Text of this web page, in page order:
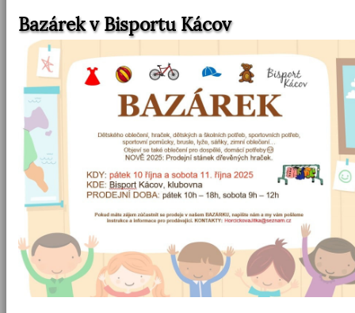
Bazárek v Bisportu Kácov